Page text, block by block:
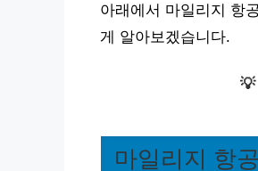
아래에서 마일리지 항
게 알아보겠습니다.
💡
마일리지 항